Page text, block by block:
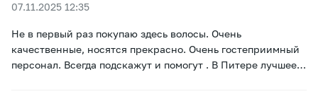
07.11.2025 12:35
Не в первый раз покупаю здесь волосы. Очень
качественные, носятся прекрасно. Очень гостеприимный
персонал. Всегда подскажут и помогут . В Питере лучшее